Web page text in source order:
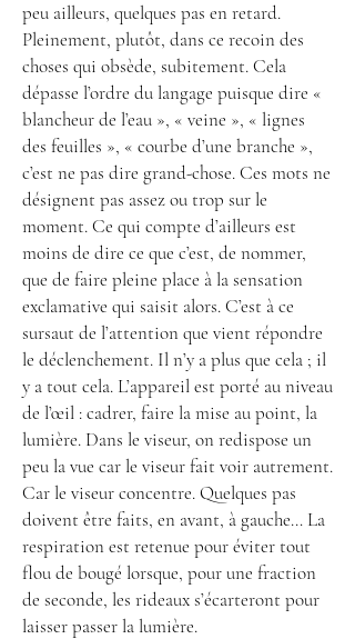
peu ailleurs, quelques pas en retard.
Pleinement, plutôt, dans ce recoin des
choses qui obsède, subitement. Cela
dépasse l’ordre du langage puisque dire «
blancheur de l’eau », « veine », « lignes
des feuilles », « courbe d’une branche »,
c’est ne pas dire grand-chose. Ces mots ne
désignent pas assez ou trop sur le
moment. Ce qui compte d’ailleurs est
moins de dire ce que c’est, de nommer,
que de faire pleine place à la sensation
exclamative qui saisit alors. C’est à ce
sursaut de l’attention que vient répondre
le déclenchement. Il n’y a plus que cela ; il
y a tout cela. L’appareil est porté au niveau
de l’œil : cadrer, faire la mise au point, la
lumière. Dans le viseur, on redispose un
peu la vue car le viseur fait voir autrement.
Car le viseur concentre. Quelques pas
doivent être faits, en avant, à gauche… La
respiration est retenue pour éviter tout
flou de bougé lorsque, pour une fraction
de seconde, les rideaux s’écarteront pour
laisser passer la lumière.